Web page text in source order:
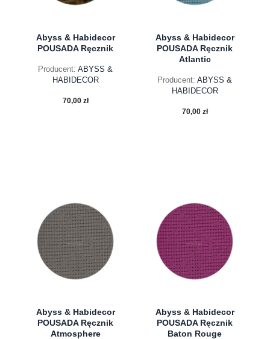
Abyss & Habidecor
POUSADA Ręcznik
Producent: ABYSS &
HABIDECOR
70,00 zł
do koszyka
Abyss & Habidecor
POUSADA Ręcznik
Atlantic
Producent: ABYSS &
HABIDECOR
70,00 zł
do koszyka
Abyss & Habidecor
POUSADA Ręcznik
Atmosphere
Abyss & Habidecor
POUSADA Ręcznik
Baton Rouge